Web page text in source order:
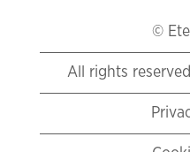
©
All rights